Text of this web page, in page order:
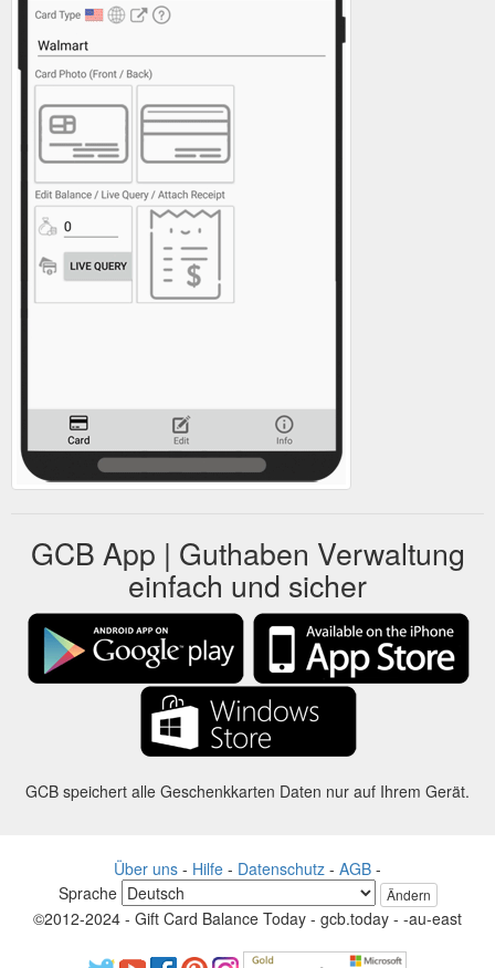
GCB App | Guthaben Verwaltung
einfach und sicher
GCB speichert alle Geschenkkarten Daten nur auf Ihrem Gerät.
Über uns - Hilfe - Datenschutz - AGB -
Sprache
Ändern
©2012-2024 - Gift Card Balance Today - gcb.today - -au-east